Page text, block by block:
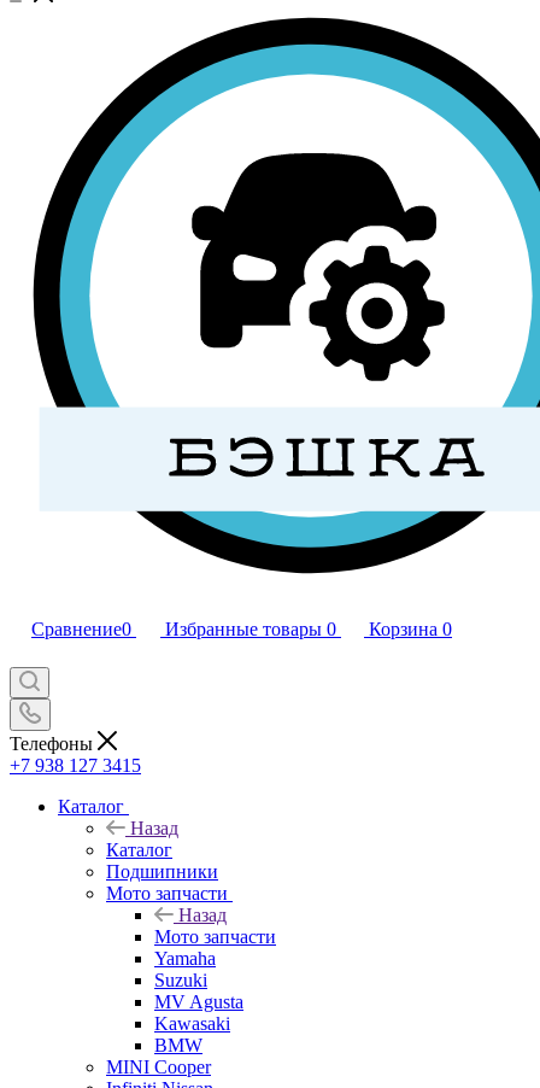
Сравнение0 Избранные товары 0 Корзина 0
Телефоны
+7 938 127 3415
Каталог
Назад
Каталог
Подшипники
Мото запчасти
Назад
Мото запчасти
Yamaha
Suzuki
MV Agusta
Kawasaki
BMW
MINI Cooper